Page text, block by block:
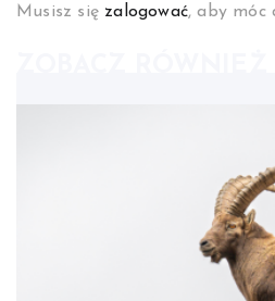
Musisz się zalogować, aby móc